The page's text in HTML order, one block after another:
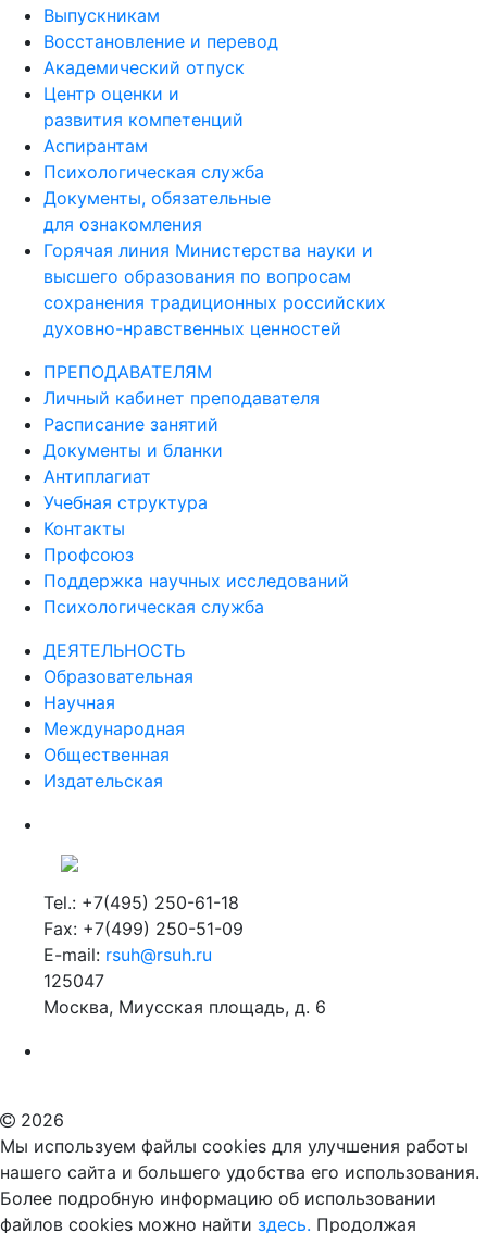
Выпускникам
Восстановление и перевод
Академический отпуск
Центр оценки и
развития компетенций
Аспирантам
Психологическая служба
Документы, обязательные
для ознакомления
Горячая линия Министерства науки и
высшего образования по вопросам
сохранения традиционных российских
духовно-нравственных ценностей
ПРЕПОДАВАТЕЛЯМ
Личный кабинет преподавателя
Расписание занятий
Документы и бланки
Антиплагиат
Учебная структура
Контакты
Профсоюз
Поддержка научных исследований
Психологическая служба
ДЕЯТЕЛЬНОСТЬ
Образовательная
Научная
Международная
Общественная
Издательская
Tel.: +7(495) 250-61-18
Fax: +7(499) 250-51-09
E-mail: rsuh@rsuh.ru
125047
Москва, Миусская площадь, д. 6
2026
Мы используем файлы cookies для улучшения работы
нашего сайта и большего удобства его использования.
Более подробную информацию об использовании
файлов cookies можно найти здесь. Продолжая